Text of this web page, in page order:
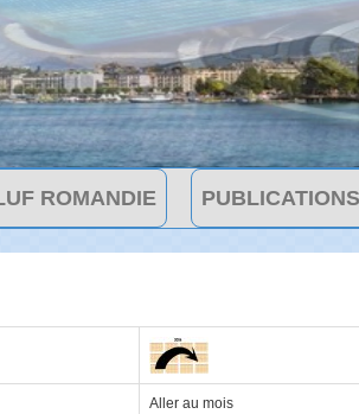
ROMANDIE PUBLICATIONS
Aller au mois